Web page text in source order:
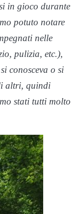
in gioco durante
potuto notare
nelle
pulizia, etc.),
conosceva o si
altri, quindi
stati tutti molto